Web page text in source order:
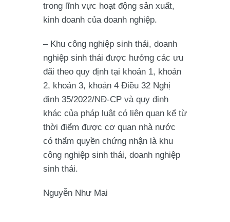
trong lĩnh vực hoạt động sản xuất,
kinh doanh của doanh nghiệp.
– Khu công nghiệp sinh thái, doanh
nghiệp sinh thái được hưởng các ưu
đãi theo quy định tại khoản 1, khoản
2, khoản 3, khoản 4 Điều 32 Nghị
định 35/2022/NĐ-CP và quy định
khác của pháp luật có liên quan kể từ
thời điểm được cơ quan nhà nước
có thẩm quyền chứng nhận là khu
công nghiệp sinh thái, doanh nghiệp
sinh thái.
Nguyễn Như Mai